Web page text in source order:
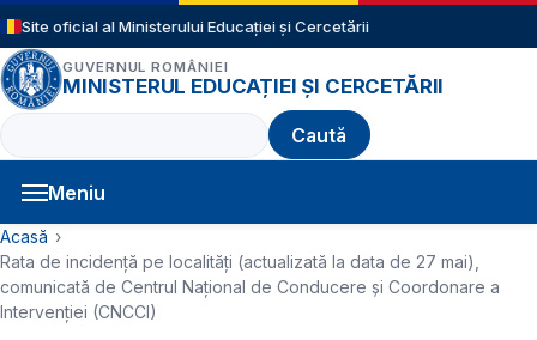
Sari la conținutul principal
Site oficial al Ministerului Educației și Cercetării
GUVERNUL ROMÂNIEI
MINISTERUL EDUCAȚIEI ȘI CERCETĂRII
Caută
Meniu
Navigație principală
Cale de navigare
Acasă
Rata de incidență pe localități (actualizată la data de 27 mai),
comunicată de Centrul Național de Conducere și Coordonare a
Intervenției (CNCCI)